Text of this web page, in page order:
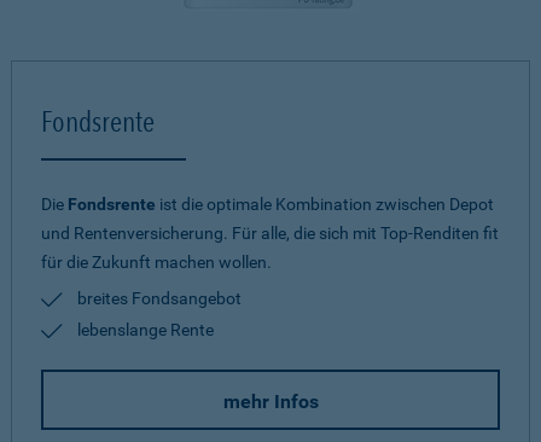
Fondsrente
Die Fondsrente ist die optimale Kombination zwischen Depot
und Rentenversicherung. Für alle, die sich mit Top-Renditen fit
für die Zukunft machen wollen.
breites Fondsangebot
lebenslange Rente
mehr Infos